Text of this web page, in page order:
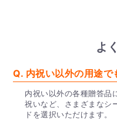
よ
Q. 内祝い以外の用途で
内祝い以外の各種贈答品
祝いなど、さまざまなシ
ドを選択いただけます。